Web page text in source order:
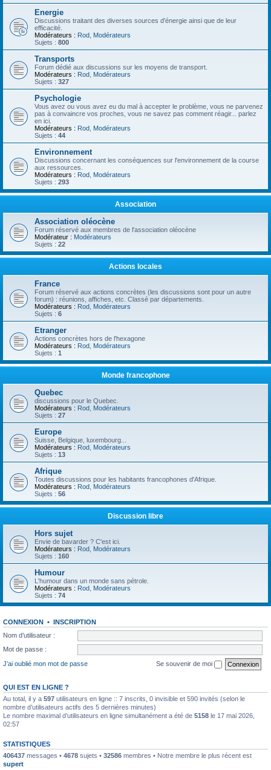
Energie
Discussions traitant des diverses sources d'énergie ainsi que de leur
efficacité.
Modérateurs : Rod Modérateurs
Sujets : 800
Transports
Forum dédié aux discussions sur les moyens de transport.
Modérateurs : Rod Modérateurs
Sujets : 327
Psychologie
Vous avez ou vous avez eu du mal à accepter le problème, vous ne parvenez
pas à convaincre vos proches, vous ne savez pas comment réagir... parlez
en ici.
Modérateurs : Rod Modérateurs
Sujets : 44
Environnement
Discussions concernant les conséquences sur l'environnement de la course
aux ressources.
Modérateurs : Rod Modérateurs
Sujets : 293
Association
Association oléocène
Forum réservé aux membres de l'association oléocène
Modérateur : Modérateurs
Sujets : 22
Actions locales
France
Forum réservé aux actions concrètes (les discussions sont pour un autre
forum) : réunions, affiches, etc. Classé par départements.
Modérateurs : Rod Modérateurs
Sujets : 6
Etranger
Actions concrètes hors de l'hexagone
Modérateurs : Rod Modérateurs
Sujets : 1
Monde francophone
Quebec
discussions pour le Quebec.
Modérateurs : Rod Modérateurs
Sujets : 27
Europe
Suisse, Belgique, luxembourg...
Modérateurs : Rod Modérateurs
Sujets : 13
Afrique
Toutes discussions pour les habitants francophones d'Afrique.
Modérateurs : Rod Modérateurs
Sujets : 56
Discussion libre
Hors sujet
Envie de bavarder ? C'est ici.
Modérateurs : Rod Modérateurs
Sujets : 160
Humour
L'humour dans un monde sans pétrole.
Modérateurs : Rod Modérateurs
Sujets : 74
CONNEXION • INSCRIPTION
Nom d’utilisateur :
Mot de passe :
J’ai oublié mon mot de passe
Se souvenir de moi
QUI EST EN LIGNE ?
Au total, il y a 597 utilisateurs en ligne :: 7 inscrits, 0 invisible et 590 invités (selon le
nombre d’utilisateurs actifs des 5 dernières minutes)
Le nombre maximal d’utilisateurs en ligne simultanément a été de 5158 le 17 mai 2026,
02:57
STATISTIQUES
406437 messages • 4678 sujets • 32586 membres • Notre membre le plus récent est
supert